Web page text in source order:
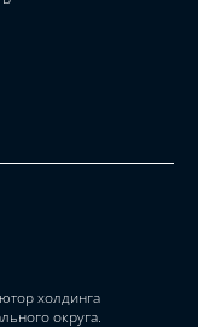
холдинга
округа.